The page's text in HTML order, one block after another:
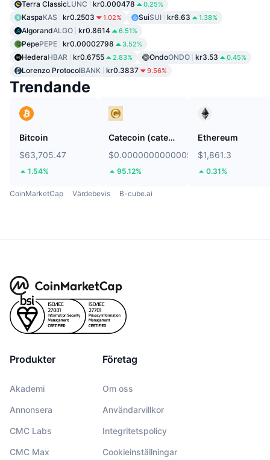
Terra ClassicLUNC kr0.000478 0.25%
KaspaKAS kr0.2503 1.02% SuiSUI kr6.63 1.38%
AlgorandALGO kr0.8614 6.51%
PepePEPE kr0.00002798 3.52%
HederaHBAR kr0.6755 2.83% OndoONDO kr3.53 0.45%
Lorenzo ProtocolBANK kr0.3837 9.56%
Trendande
Bitcoin
$63,705.47
1.54%
Catecoin (catecoin.shop)
$0.0000000000005809
95.12%
Ethereum
$1,861.3
0.31%
CoinMarketCap Värdebevis B-cube.ai
Produkter
Akademi
Annonsera
CMC Labs
CMC Max
Företag
Om oss
Användarvillkor
Integritetspolicy
Cookieinställningar